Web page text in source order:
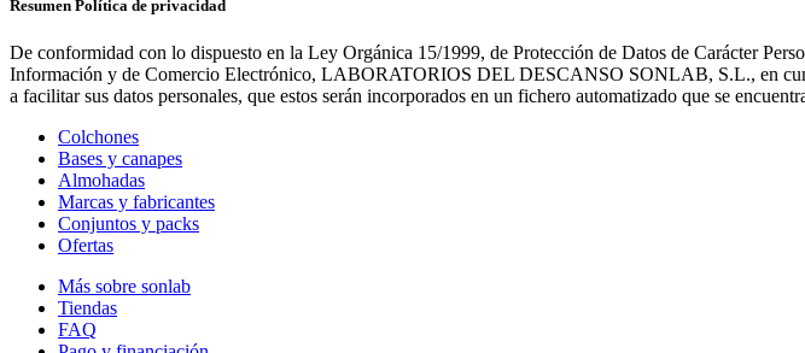
Resumen Política de privacidad
De conformidad con lo dispuesto en la Ley Orgánica 15/1999, de Protección de Datos de Carácter
Información y de Comercio Electrónico, LABORATORIOS DEL DESCANSO SONLAB, S.L., en
a facilitar sus datos personales, que estos serán incorporados en un fichero automatizado que se
Colchones
Bases y canapes
Almohadas
Marcas y fabricantes
Conjuntos y packs
Ofertas
Más sobre sonlab
Tiendas
FAQ